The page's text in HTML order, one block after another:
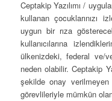
Ceptakip Yazılımı /
kullanan çocuklarınızı
uygun bir rıza
kullanıcılarına
ülkenizdeki, federal ve/
neden olabilir. Ceptakip
şekilde onay
görevlileriyle mümkün